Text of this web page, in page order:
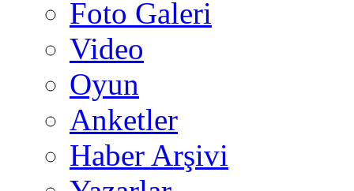
Foto Galeri
Video
Oyun
Anketler
Haber Arşivi